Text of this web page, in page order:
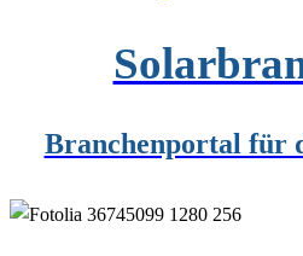
Branchenportal für